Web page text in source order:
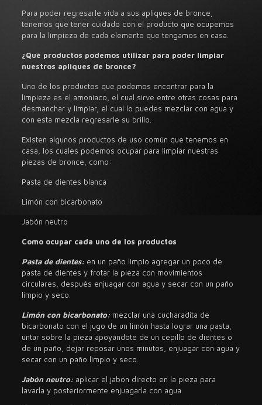
Para poder regresarle vida a sus apliques de bronce,
tenemos que tener cuidado con el producto que ocupemos
para la limpieza de cada elemento que tengamos en casa.
¿Qué productos podemos utilizar para poder limpiar
nuestros apliques de bronce?
Uno de los productos que podemos encontrar para la
limpieza es el amoniaco, el cual sirve entre otras cosas para
desmanchar y limpiar, el cual lo puedes mezclar con agua y
con esta mezcla regresarle su brillo.
Existen algunos productos de uso común que tenemos en
casa, los cuales podemos ocupar para limpiar nuestras
piezas de bronce, como:
Pasta de dientes blanca
Limón con bicarbonato
Jabón neutro
Como ocupar cada uno de los productos
Pasta de dientes:en un paño limpio agregar un poco de
pasta de dientes y frotar la pieza con movimientos
circulares, después enjuagar con agua y secar con un paño
limpio y seco.
Limón con bicarbonato:mezclar una cucharadita de
bicarbonato con el jugo de un limón hasta lograr una pasta,
untar sobre la pieza apoyándote de un cepillo de dientes o
de un paño, dejar reposar unos minutos, enjuagar con agua y
secar con un paño limpio y seco.
Jabón neutro:aplicar el jabón directo en la pieza para
lavarla y posteriormente enjuagarla con agua.